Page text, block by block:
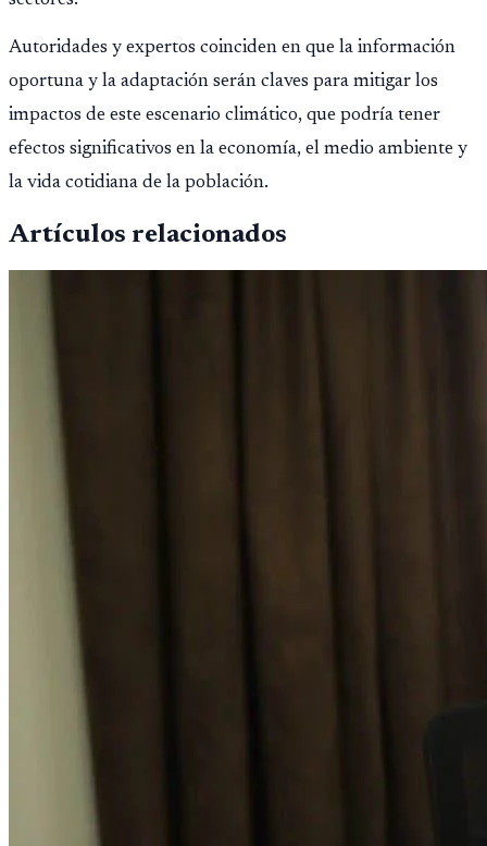
Autoridades y expertos coinciden en que la información
oportuna y la adaptación serán claves para mitigar los
impactos de este escenario climático, que podría tener
efectos significativos en la economía, el medio ambiente y
la vida cotidiana de la población.
Artículos relacionados